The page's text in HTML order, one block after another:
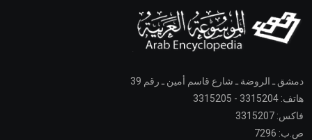
دمشق ـ الروضة ـ شارع قاسم أمين ـ رقم 39
هاتف: 3315204 - 3315205
فاكس: 3315207
ص.ب: 7296